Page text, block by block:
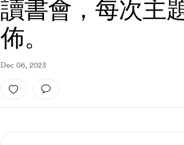
讀書會，每次主
佈。
Dec 06, 2023